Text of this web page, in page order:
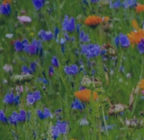
springen
Skip
to
content